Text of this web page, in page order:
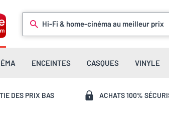
Hi-Fi & home-cinéma au meilleur prix
ENCEINTES CASQUES VINYLE
DES PRIX BAS ACHATS 100%